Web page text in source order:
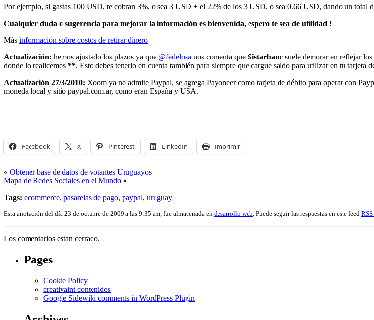
Por ejemplo, si gastas 100 USD, te cobran 3%, o sea 3 USD + el 22% de los 3 USD, o sea 0.66 USD, dando un total
Cualquier duda o sugerencia para mejorar la información es bienvenida, espero te sea de utilidad !
Más información sobre costos de retirar dinero
Actualización: hemos ajustado los plazos ya que @fedelosa nos comenta que Sistarbanc suele demorar en reflejar
donde lo realicemos **. Esto debes tenerlo en cuenta también para siempre que cargue saldo para utilizar en tu tarjeta
Actualización 27/3/2010: Xoom ya no admite Paypal, se agrega Payoneer como tarjeta de débito para operar con
moneda local y sitio paypal.com.ar, como eran España y USA.
Facebook X Pinterest LinkedIn Imprimir
« Obtener base de datos de votantes Uruguayos
Mapa de Redes Sociales en el Mundo »
Tags: ecommerce, pasarelas de pago, paypal, uruguay
Esta anotación del día 23 de octubre de 2009 a las 9:35 am, fue almacenada en desarrollo web . Puede seguir las respuestas en este feed RSS
Los comentarios estan cerrado.
Pages
Cookie Policy
creativaint contenidos
Google Sidewiki comments in WordPress Plugin